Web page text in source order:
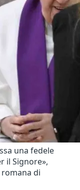
una fedele
il Signore»,
romana di